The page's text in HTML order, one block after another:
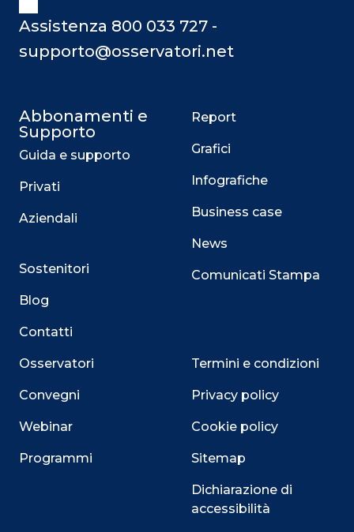
Assistenza 800 033 727 -
supporto@osservatori.net
Abbonamenti e
Supporto
Guida e supporto
Privati
Aziendali
Sostenitori
Blog
Contatti
Osservatori
Convegni
Webinar
Programmi
Report
Grafici
Infografiche
Business case
News
Comunicati Stampa
Termini e condizioni
Privacy policy
Cookie policy
Sitemap
Dichiarazione di
accessibilità